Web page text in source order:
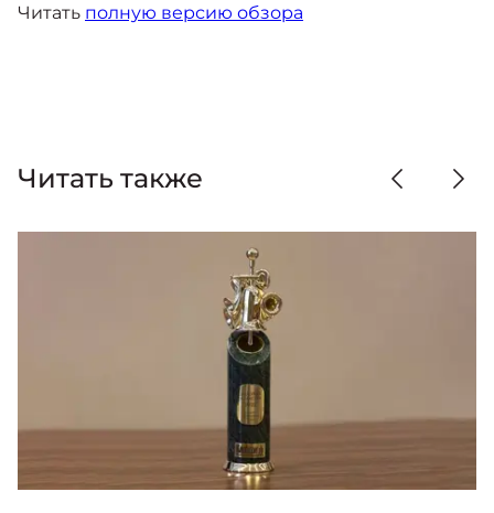
Читать полную версию обзора
Читать также